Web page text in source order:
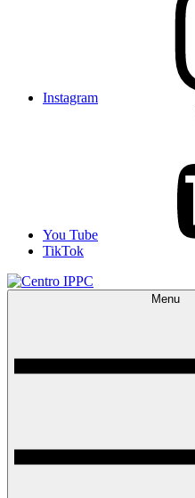
Instagram
You Tube
TikTok
Menu